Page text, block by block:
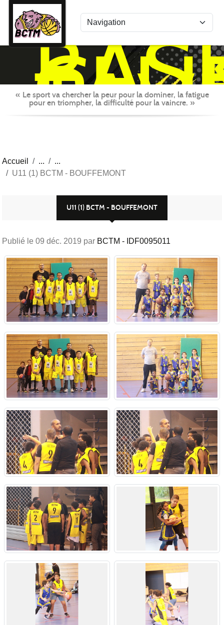
« Le sport va chercher la peur pour la dominer, la fatigue
pour en triompher, la difficulté pour la vaincre. »
Accueil
U11 (1) BCTM - BOUFFEMONT
U11 (1) BCTM - BOUFFEMONT
Publié le 09 déc. 2019 par BCTM - IDF0095011
Panneau de gestion des cookies